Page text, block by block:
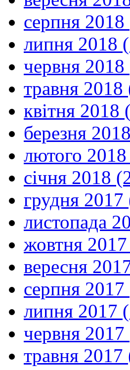
серпня
липня 2018
червня
травня 2018
квітня 2018
березня
лютого
січня 2018
грудня 2017
листопада
жовтня
вересня
серпня
липня 2017
червня
травня 2017